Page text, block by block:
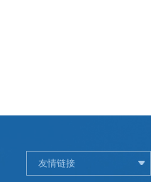
友情链接